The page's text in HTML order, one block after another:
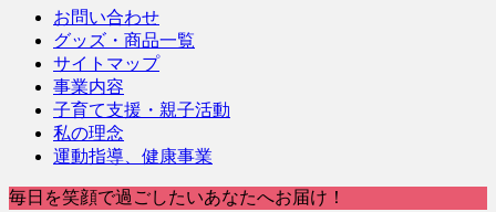
お問い合わせ
グッズ・商品一覧
サイトマップ
事業内容
子育て支援・親子活動
私の理念
運動指導、健康事業
毎日を笑顔で過ごしたいあなたへお届け！